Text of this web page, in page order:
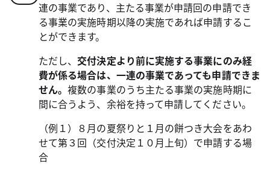
連の事業であり、主たる事業が申請回の申請でき
る事業の実施時期以降の実施であれば申請するこ
とができます。
ただし、 交付決定より前に実施する事業にのみ経
費が係る場合は、一連の事業であっても申請できま
せん。複数の事業のうち主たる事業の実施時期に
間に合うよう、余裕を持って申請してください。
（例１）８月の夏祭りと１月の餅つき大会をあわ
せて第３回（交付決定１０月上旬）で申請する場
合